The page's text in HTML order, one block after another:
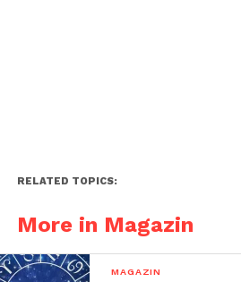
RELATED TOPICS:
More in Magazin
MAGAZIN